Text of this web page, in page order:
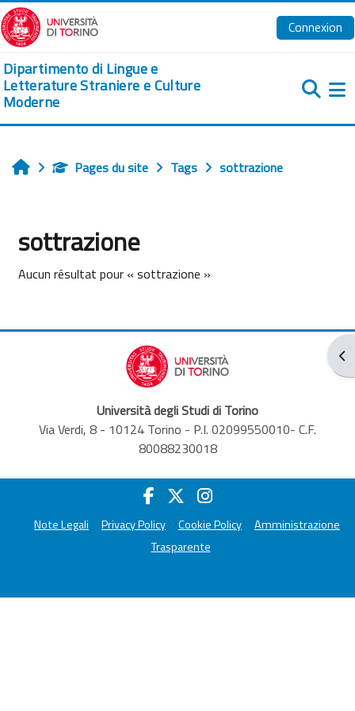
Passer au contenu principal
Connexion
Dipartimento di Lingue e
Letterature Straniere e Culture
Moderne
AccueilPages du site Tags sottrazione
sottrazione
Aucun résultat pour « sottrazione »
Università degli Studi di Torino
Via Verdi, 8 - 10124 Torino - P.I. 02099550010- C.F.
80088230018
Note Legali Privacy Policy Cookie Policy
Amministrazione
Trasparente